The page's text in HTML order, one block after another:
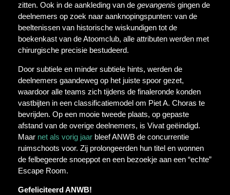
zitten. Ook in de aankleding van de gevangenis gingen de
deelnemers op zoek naar aanknopingspunten: van de
beeltenissen van historische wiskundigen tot de
boekenkast van de Atoomclub, alle attributen werden met
chirurgische precisie bestudeerd.
Door subtiele en minder subtiele hints, werden de
deelnemers gaandeweg op het juiste spoor gezet,
waardoor alle teams zich tijdens de finaleronde konden
vastbijten in een classificatiemodel om Piet A. Choras te
bevrijden. Op een mooie tweede plaats, op gepaste
afstand van de overige deelnemers, is Vivat geëindigd.
Maar net als vorig jaar bleef ANWB de concurrentie
ruimschoots voor. Zij prolongeerden hun titel en wonnen
de felbegeerde snoeppot en een bezoekje aan een “echte”
Escape Room.
Gefeliciteerd ANWB!